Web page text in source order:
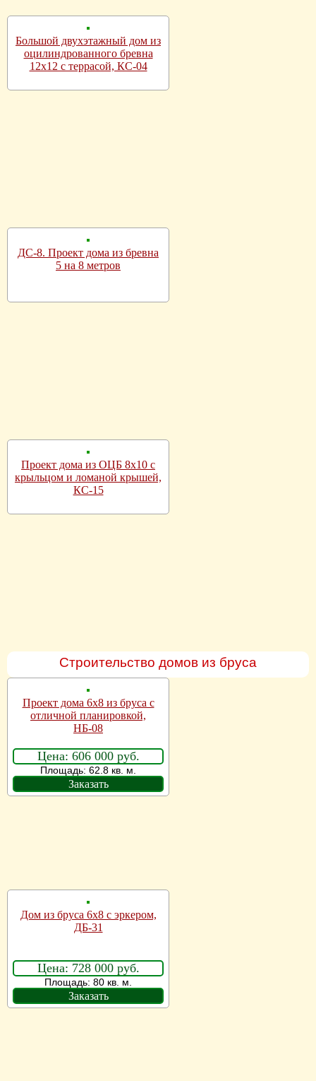
Большой двухэтажный дом из
оцилиндрованного бревна
12х12 с террасой, КС-04
ДС-8. Проект дома из бревна
5 на 8 метров
Проект дома из ОЦБ 8х10 с
крыльцом и ломаной крышей,
КС-15
Строительство домов из бруса
Проект дома 6х8 из бруса с
отличной планировкой,
НБ-08
Цена: 606 000 руб.
Площадь: 62.8 кв. м.
Заказать
Дом из бруса 6х8 с эркером,
ДБ-31
Цена: 728 000 руб.
Площадь: 80 кв. м.
Заказать